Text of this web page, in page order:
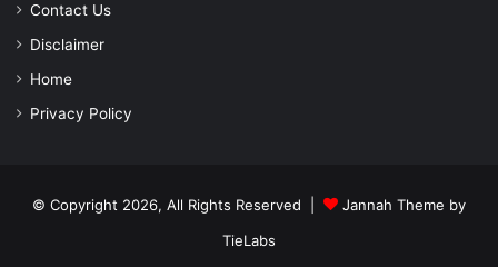
Contact Us
Disclaimer
Home
Privacy Policy
© Copyright 2026, All Rights Reserved |
Jannah Theme by
TieLabs